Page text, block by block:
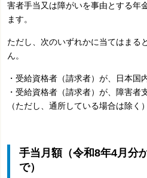
害者手当又は障がいを事由とする年
ます。
ただし、次のいずれかに当てはまる
ん。
・受給資格者（請求者）が、日本国
・受給資格者（請求者）が、障害者
（ただし、通所している場合は除く）
手当月額（令和8年4月分
で）